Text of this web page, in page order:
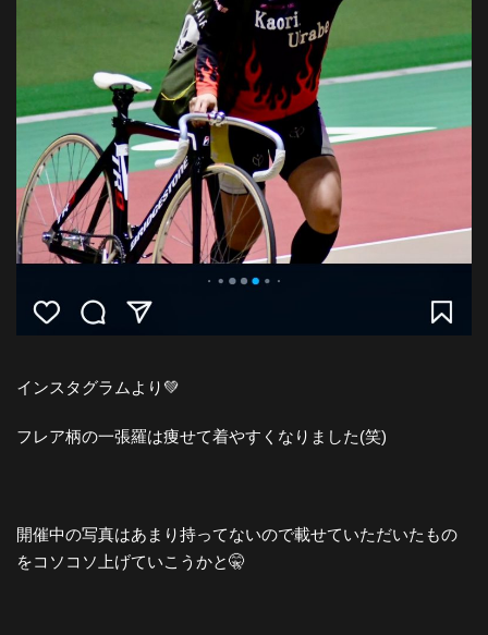
インスタグラムより💚
フレア柄の一張羅は痩せて着やすくなりました(笑)
開催中の写真はあまり持ってないので載せていただいたもの
をコソコソ上げていこうかと🤫